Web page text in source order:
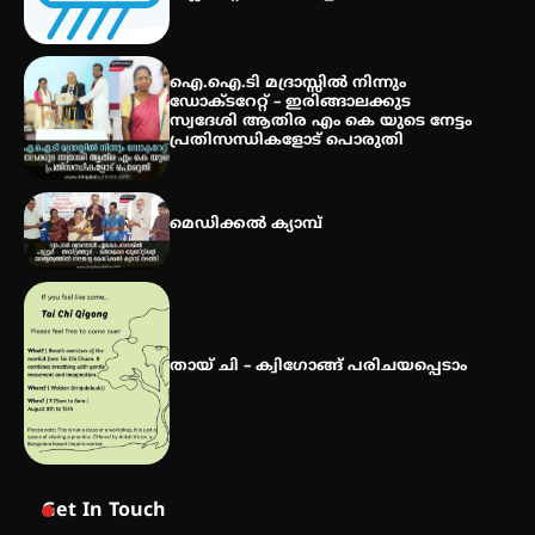
2026 കവിതാ ചർച്ച കാട്ടൂർ, ടി. കെ.
ബാലൻ ഹാളിൽ 16ന്
ഐ.ഐ.ടി മദ്രാസ്സിൽ നിന്നും
ഡോക്ടറേറ്റ് – ഇരിങ്ങാലക്കുട
സ്വദേശി ആതിര എം കെ യുടെ നേട്ടം
പ്രതിസന്ധികളോട് പൊരുതി
മെഡിക്കൽ ക്യാമ്പ്
തായ് ചി – ക്വിഗോങ്ങ് പരിചയപ്പെടാം
Get In Touch